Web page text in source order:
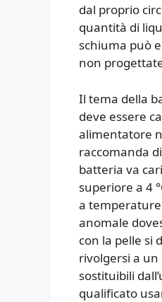
dal proprio
quantità di
schiuma può
non
Il tema della
deve essere
alimentatore
raccomanda
batteria va
superiore a 4
a temperature
anomale
con la pelle si
rivolgersi a
sostituibili
qualificato